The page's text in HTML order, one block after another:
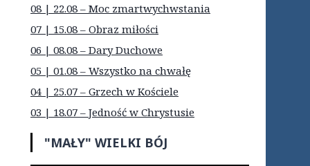
08 | 22.08 – Moc zmartwychwstania
07 | 15.08 – Obraz miłości
06 | 08.08 – Dary Duchowe
05 | 01.08 – Wszystko na chwałę
04 | 25.07 – Grzech w Kościele
03 | 18.07 – Jedność w Chrystusie
"MAŁY" WIELKI BÓJ